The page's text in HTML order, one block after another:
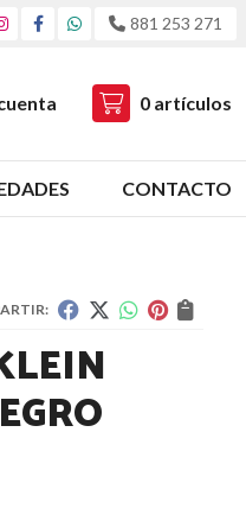
881 253 271
0 artículos
CONTACTO